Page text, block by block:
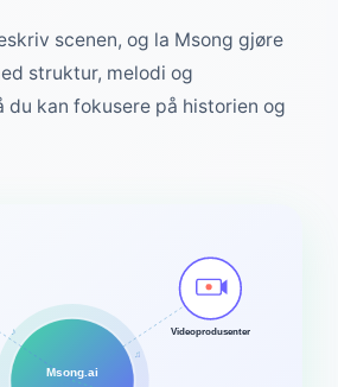
scenen, og la Msong gjøre
struktur, melodi og
kan fokusere på historien og
Msong.ai
Videoprodusenter
♪
♫